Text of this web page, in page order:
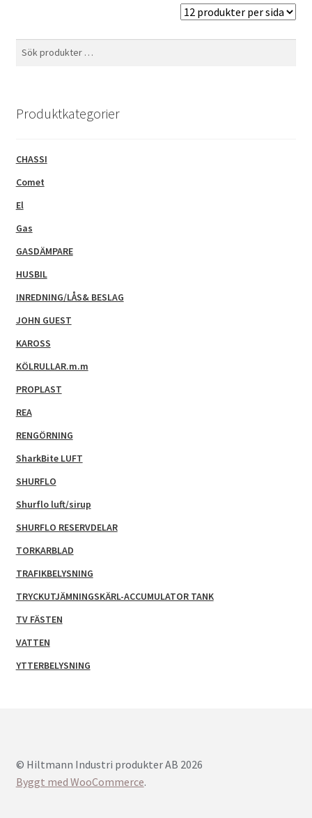
Sök
Produktkategorier
CHASSI
Comet
El
Gas
GASDÄMPARE
HUSBIL
INREDNING/LÅS& BESLAG
JOHN GUEST
KAROSS
KÖLRULLAR.m.m
PROPLAST
REA
RENGÖRNING
SharkBite LUFT
SHURFLO
Shurflo luft/sirup
SHURFLO RESERVDELAR
TORKARBLAD
TRAFIKBELYSNING
TRYCKUTJÄMNINGSKÄRL-ACCUMULATOR TANK
TV FÄSTEN
VATTEN
YTTERBELYSNING
© Hiltmann Industri produkter AB 2026
Byggt med WooCommerce.